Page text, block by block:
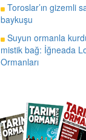
Toroslar’ın gizemli
baykuşu
Suyun ormanla
mistik bağ: İğneada
Ormanları